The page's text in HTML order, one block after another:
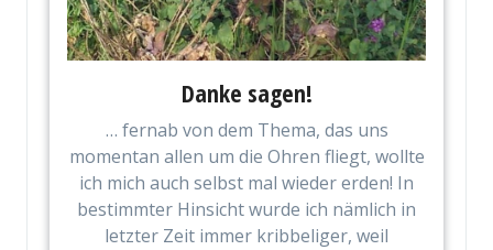
Danke sagen!
… fernab von dem Thema, das uns
momentan allen um die Ohren fliegt, wollte
ich mich auch selbst mal wieder erden! In
bestimmter Hinsicht wurde ich nämlich in
letzter Zeit immer kribbeliger, weil